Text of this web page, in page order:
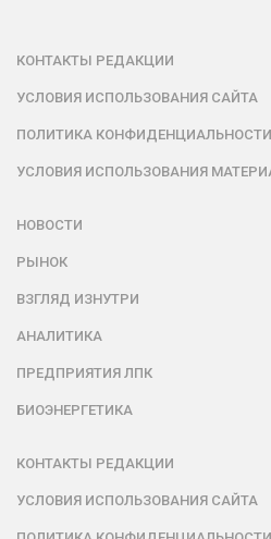
КОНТАКТЫ РЕДАКЦИИ
УСЛОВИЯ ИСПОЛЬЗОВАНИЯ САЙТА
ПОЛИТИКА КОНФИДЕНЦИАЛЬНОСТИ
УСЛОВИЯ ИСПОЛЬЗОВАНИЯ
НОВОСТИ
РЫНОК
ВЗГЛЯД ИЗНУТРИ
АНАЛИТИКА
ПРЕДПРИЯТИЯ ЛПК
БИОЭНЕРГЕТИКА
КОНТАКТЫ РЕДАКЦИИ
УСЛОВИЯ ИСПОЛЬЗОВАНИЯ САЙТА